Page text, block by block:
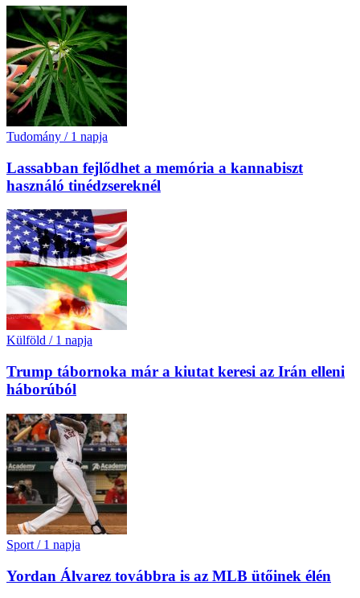
Tudomány / 1 napja
Lassabban fejlődhet a memória a kannabiszt
használó tinédzsereknél
Külföld / 1 napja
Trump tábornoka már a kiutat keresi az Irán elleni
háborúból
Sport / 1 napja
Yordan Álvarez továbbra is az MLB ütőinek élén